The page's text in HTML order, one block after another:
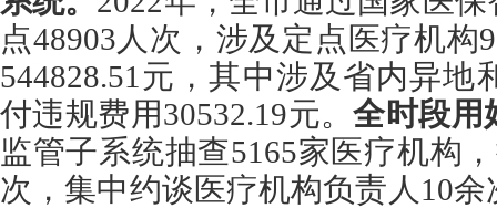
点48903人次，涉及定点医疗机构
544828.51元，其中涉及省内异地
付违规费用30532.19元。全时段用
监管子系统抽查5165家医疗机构
次，集中约谈医疗机构负责人10